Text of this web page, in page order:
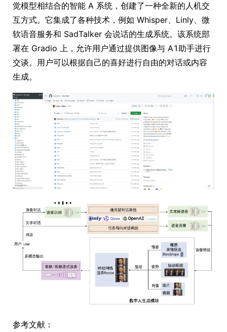
觉模型相结合的智能 A 系统，创建了一种全新的人机交
互方式。它集成了各种技术，例如 Whisper、Linly、微
软语音服务和 SadTalker 会说话的生成系统。该系统部
署在 Gradio 上，允许用户通过提供图像与 A1助手进行
交谈。用户可以根据自己的喜好进行自由的对话或内容
生成。
参考文献：